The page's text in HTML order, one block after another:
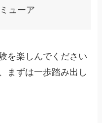
ューア
を楽しんでください
まずは一歩踏み出し